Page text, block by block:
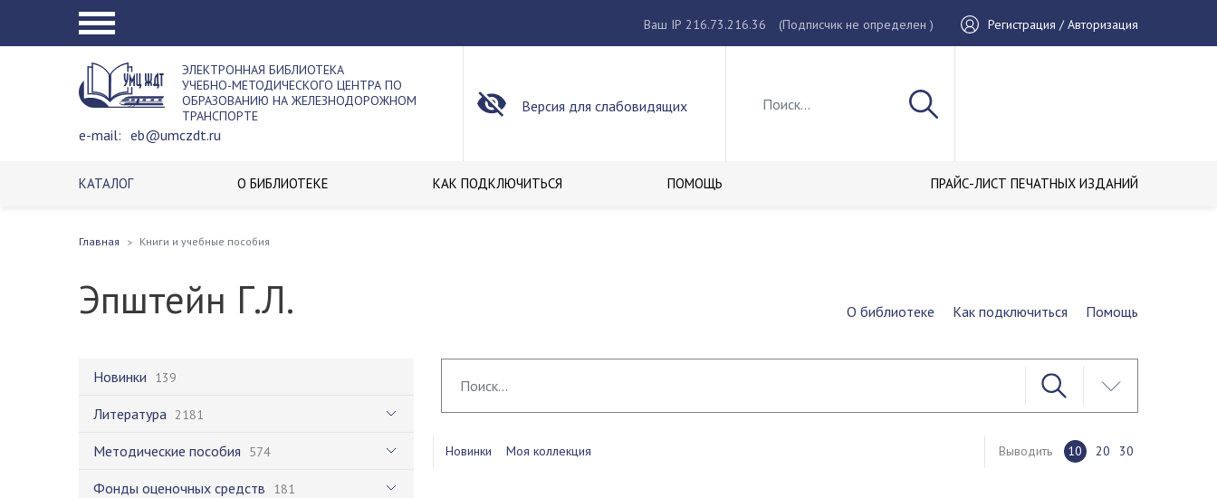
Ваш IP 216.73.216.36 (Подписчик не определен ) Регистрация / Авторизация
ЭЛЕКТРОННАЯ БИБЛИОТЕКА
УЧЕБНО-МЕТОДИЧЕСКОГО ЦЕНТРА ПО
ОБРАЗОВАНИЮ НА ЖЕЛЕЗНОДОРОЖНОМ
ТРАНСПОРТЕ
e-mail: eb@umczdt.ru
Версия для слабовидящих
КАТАЛОГ О БИБЛИОТЕКЕ КАК ПОДКЛЮЧИТЬСЯ ПОМОЩЬ ПРАЙС-ЛИСТ ПЕЧАТНЫХ ИЗДАНИЙ
Главная Книги и учебные пособия
Эпштейн Г.Л. О библиотеке Как подключиться Помощь
Новинки 139
Литература 2181
Методические пособия 574
Фонды оценочных средств 181
Новинки Моя коллекция Выводить 10 20 30